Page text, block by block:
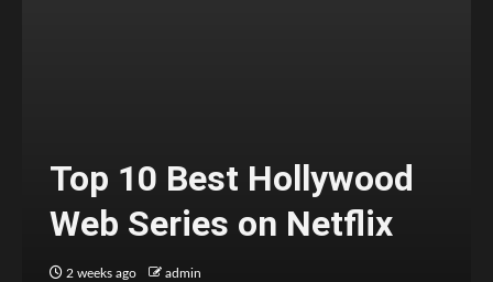
Top 10 Best Hollywood
Web Series on Netflix
2 weeks ago admin